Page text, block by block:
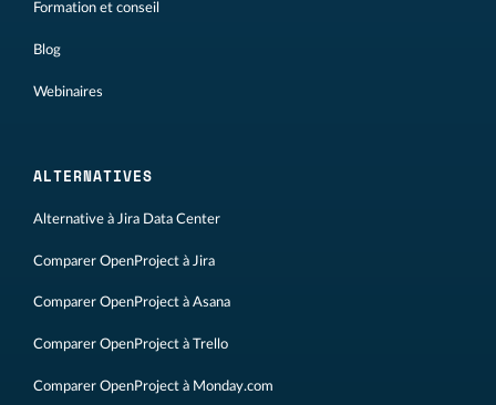
Formation et conseil
Blog
Webinaires
ALTERNATIVES
Alternative à Jira Data Center
Comparer OpenProject à Jira
Comparer OpenProject à Asana
Comparer OpenProject à Trello
Comparer OpenProject à Monday.com